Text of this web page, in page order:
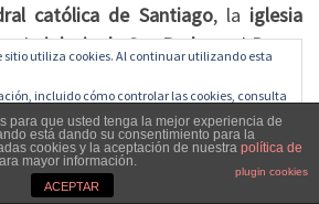
católica de Santiago, la iglesia
, laiglesia de San Pedroy elDomo
de Riga
Plaza del Mercado, frente al
.
luterana de Riga).
para que usted tenga la mejor experiencia de
está dando su consentimiento para la
cookies y la aceptación de nuestra política de
mayor información.
plugin cookies
ACEPTAR
sitio utiliza cookies. Al continuar utilizando esta
incluido cómo controlar las cookies, consulta